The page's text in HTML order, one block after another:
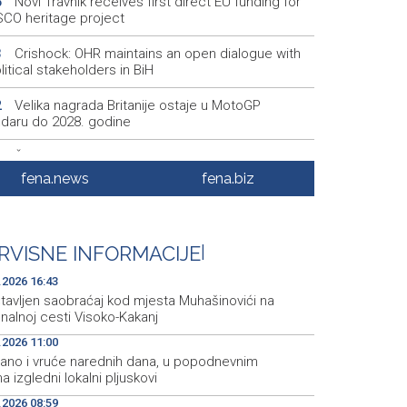
heritage project
Crishock: OHR maintains an open dialogue with
stakeholders in BiH
Velika nagrada Britanije ostaje u MotoGP
do 2028. godine
Španska krajnja ljevica i desnica ujedinjene protiv
kao suorganizatora SP 2030.
Soreca says SEPA application marks important
on BiH's EU path
fena.news fena.biz
INFORMACIJE|
16:43
saobraćaj kod mjesta Muhašinovići na
cesti Visoko-Kakanj
11:00
i vruće narednih dana, u popodnevnim
izgledni lokalni pljuskovi
08:59